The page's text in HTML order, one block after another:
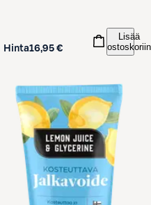
Hinta16,95 €
Lisää
ostoskoriin